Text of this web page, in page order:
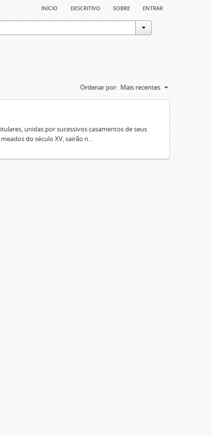
início descritivo sobre entrar
Ordenar por: Mais recentes
unidas por sucessivos casamentos de seus
do século XV, sairão n...